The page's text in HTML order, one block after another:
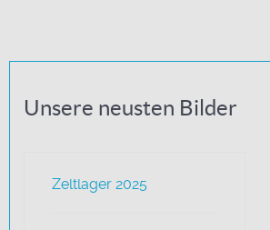
Unsere neusten Bilder
Zeltlager 2025